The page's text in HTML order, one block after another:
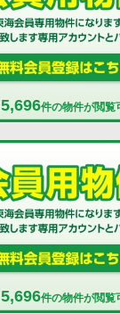
5,696件の物件が閲覧
5,696件の物件が閲覧